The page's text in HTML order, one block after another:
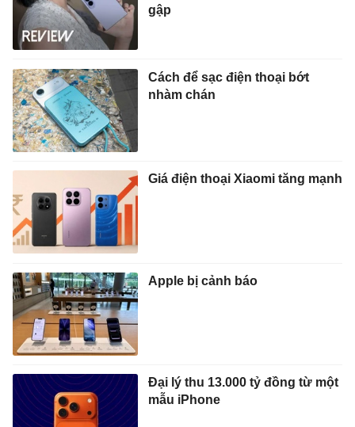
gập
Cách để sạc điện thoại bớt
nhàm chán
Giá điện thoại Xiaomi tăng mạnh
Apple bị cảnh báo
Đại lý thu 13.000 tỷ đồng từ một
mẫu iPhone